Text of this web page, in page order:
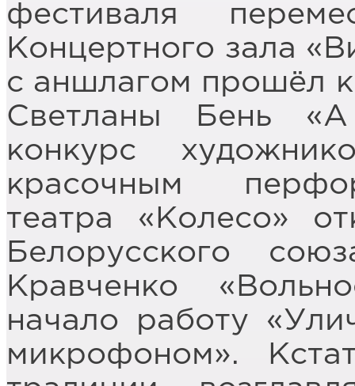
фестиваля
Концертного зала
с аншлагом прошёл
Светланы Бень «А
конкурс
красочным
театра «Колесо»
Белорусского
Кравченко
начало работу
микрофоном».